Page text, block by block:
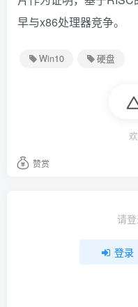
早与x86处理器竞争。
Win10 硬盘
赞赏
请
登录